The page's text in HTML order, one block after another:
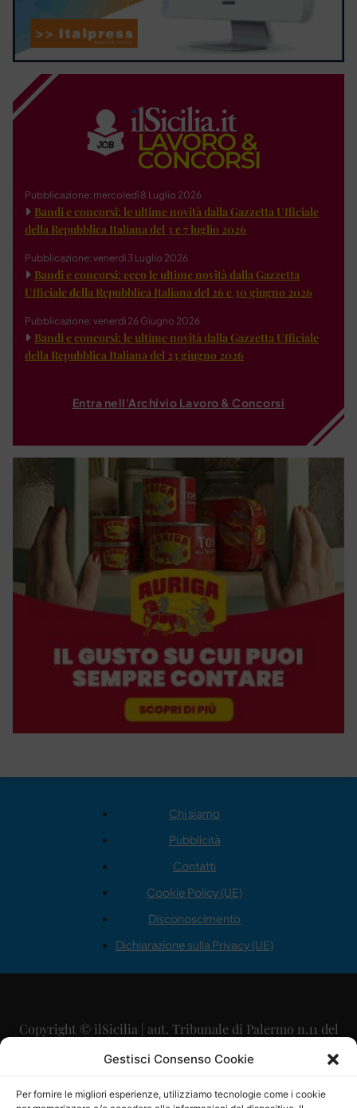
Gestisci Consenso Cookie
Per fornire le migliori esperienze, utilizziamo tecnologie come i cookie
Pubblicazione: mercoledì 8 Luglio 2026
Bandi e concorsi: le ultime novità dalla Gazzetta Ufficiale
della Repubblica Italiana del 3 e 7 luglio 2026
Pubblicazione: venerdì 3 Luglio 2026
Bandi e concorsi: ecco le ultime novità dalla Gazzetta
Ufficiale della Repubblica Italiana del 26 e 30 giugno 2026
Pubblicazione: venerdì 26 Giugno 2026
Bandi e concorsi: le ultime novità dalla Gazzetta Ufficiale
della Repubblica Italiana del 23 giugno 2026
Entra nell'Archivio Lavoro & Concorsi
Chi siamo
Pubblicità
Contatti
Cookie Policy (UE)
Disconoscimento
Dichiarazione sulla Privacy (UE)
Copyright © ilSicilia | aut. Tribunale di Palermo n.11 del
29/09/2015